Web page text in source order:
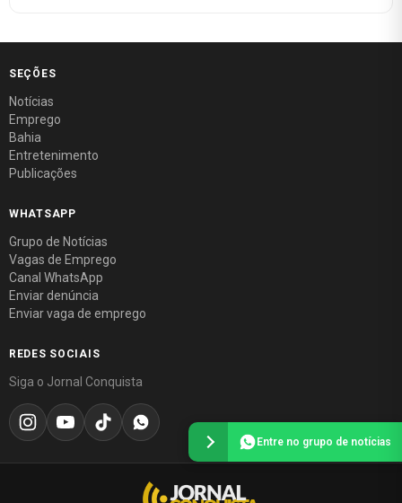
SEÇÕES
Notícias
Emprego
Bahia
Entretenimento
Publicações
WHATSAPP
Grupo de Notícias
Vagas de Emprego
Canal WhatsApp
Enviar denúncia
Enviar vaga de emprego
REDES SOCIAIS
Siga o Jornal Conquista
Entre no grupo de notícias